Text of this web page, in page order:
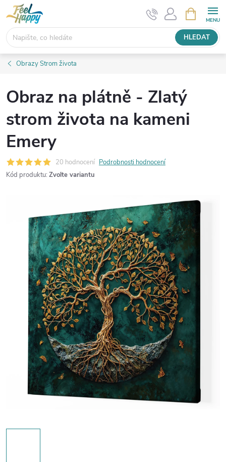
Přejít
na
obsah
HLEDAT
NÁKUPNÍ
KOŠÍK
Obrazy Strom života
Obraz na plátně - Zlatý
strom života na kameni
Emery
20 hodnocení Podrobnosti hodnocení
Kód produktu: Zvolte variantu